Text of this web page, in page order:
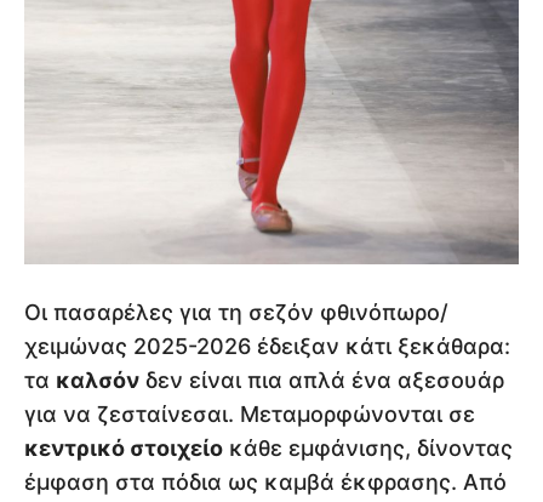
Οι πασαρέλες για τη σεζόν φθινόπωρο/
χειμώνας 2025-2026 έδειξαν κάτι ξεκάθαρα:
τα καλσόν δεν είναι πια απλά ένα αξεσουάρ
για να ζεσταίνεσαι. Μεταμορφώνονται σε
κεντρικό στοιχείο κάθε εμφάνισης, δίνοντας
έμφαση στα πόδια ως καμβά έκφρασης. Από